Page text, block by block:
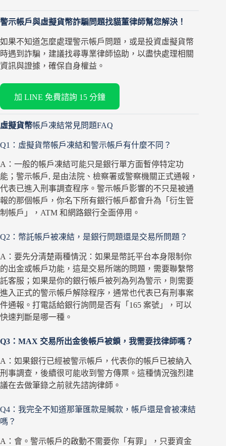
警示帳戶與虛擬貨幣詐騙問題找貓董律師幫您解決！
如果不知道怎麼處理警示帳戶問題，或是投資虛擬貨幣
時遇到詐騙，建議找尋專業律師協助，以盡快處理相關
資訊與證據，確保自身權益。
加 LINE 免費諮詢 15 分鐘
虛擬貨幣帳戶凍結常見問題FAQ
Q1：虛擬貨幣帳戶凍結和警示帳戶有什麼不同？
A：一般的帳戶凍結可能只是銀行單方面暫停特定功
能；警示帳戶, 是由法院、檢察署或警察機關正式通報，
代表已進入刑事調查程序。警示帳戶影響的不只是被通
報的那個帳戶，你名下所有銀行帳戶都會升為「衍生管
制帳戶」，ATM 和網路銀行全面停用。
Q2：幣託帳戶被凍結，是銀行問題還是交易所問題？
A：要先分清楚兩種情況：如果是幣託平台本身限制你
的出金或帳戶功能，這是交易所端的問題，需要聯繫幣
託客服；如果是你的銀行帳戶被列為列為警示，則需要
進入正式的警示帳戶解除程序，通常也代表已有刑事案
件通報。打電話給銀行詢問是否有「165 案號」，可以
快速判斷是哪一種。
Q3：MAX 交易所出金後帳戶被鎖，我需要找律師嗎？
A：如果銀行已經被警示帳戶，代表你的帳戶已被納入
刑事調查，後續很可能收到警方傳票。這種情況強烈建
議在去做筆錄之前就先諮詢律師。
Q4：我完全不知道那筆匯款是贓款，帳戶還是會被凍結
嗎？
A：會。警示帳戶的啟動不需要你「有罪」，只要資金